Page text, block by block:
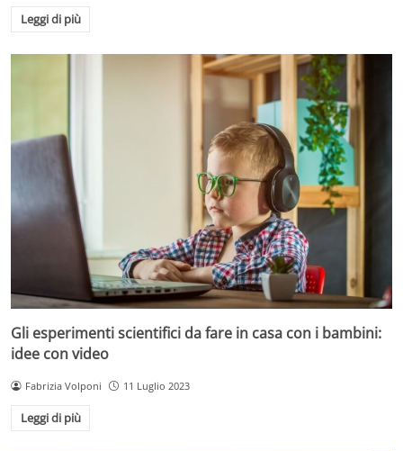
Leggi di più
Gli esperimenti scientifici da fare in casa con i bambini:
idee con video
Fabrizia Volponi 11 Luglio 2023
Leggi di più